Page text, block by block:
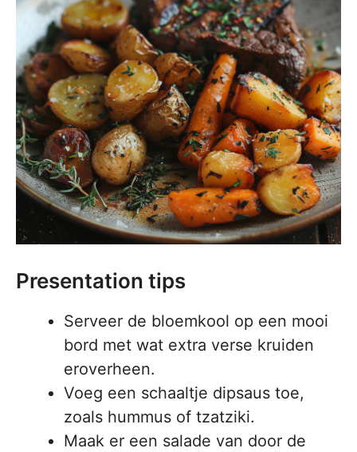
Presentation tips
Serveer de bloemkool op een mooi
bord met wat extra verse kruiden
eroverheen.
Voeg een schaaltje dipsaus toe,
zoals hummus of tzatziki.
Maak er een salade van door de